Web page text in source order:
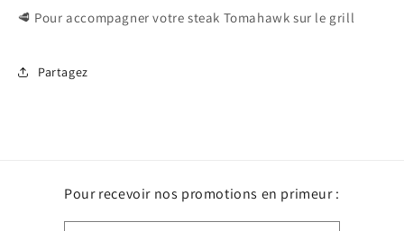
🥩 Pour accompagner votre steak Tomahawk sur le grill
Partagez
Pour recevoir nos promotions en primeur :